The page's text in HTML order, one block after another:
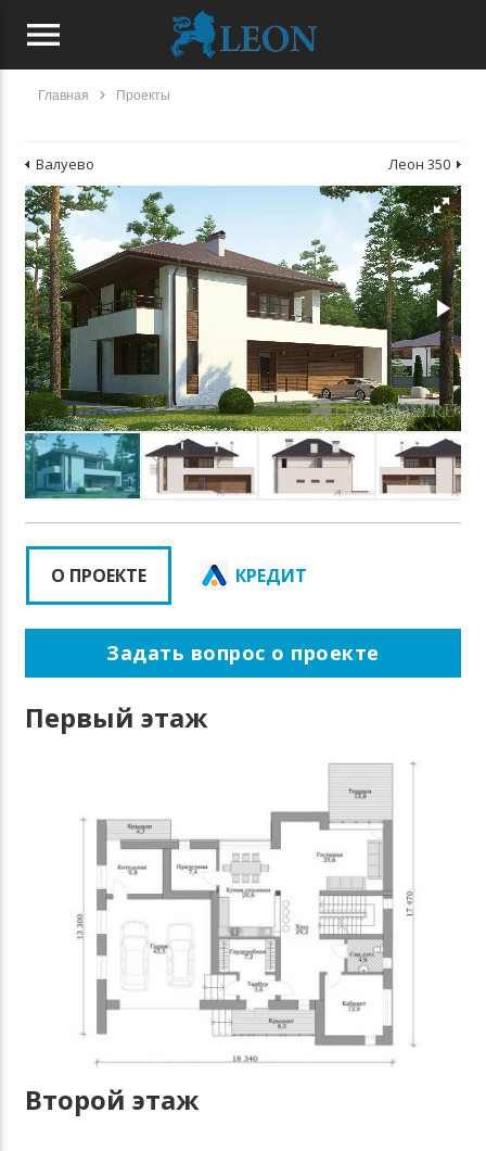
menu
Главная chevron_right Проекты
Леон 350
Валуево
О ПРОЕКТЕ КРЕДИТ
Задать вопрос о проекте
Первый этаж
Второй этаж